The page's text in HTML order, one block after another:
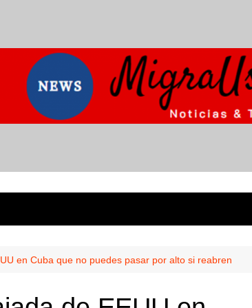
en Cuba que no puedes pasar por alto si reabren